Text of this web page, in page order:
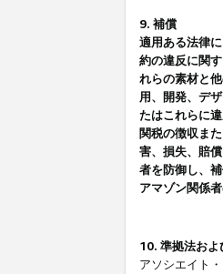
9. 補償
適用ある法律
約の違反に関
れらの素材と
用、開発、デ
たはこれらに
関税の徴収ま
害、損失、賠
者を防御し、
アマゾン関係
10. 準拠法およ
アソシエイト